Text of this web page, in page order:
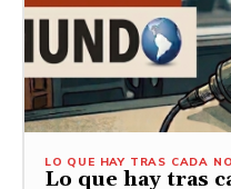
LO QUE HAY TRAS CADA
Lo que hay tras